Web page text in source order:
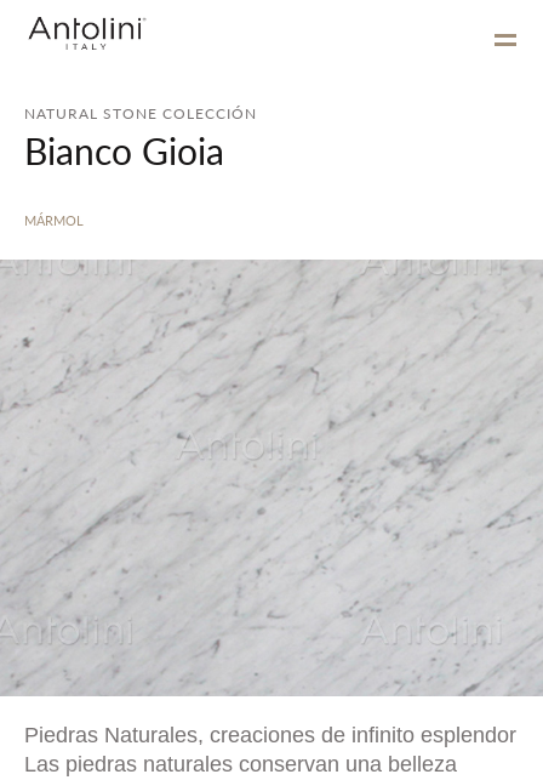
NATURAL STONE COLECCIÓN
Bianco Gioia
MÁRMOL
Piedras Naturales, creaciones de infinito esplendor
Las piedras naturales conservan una belleza